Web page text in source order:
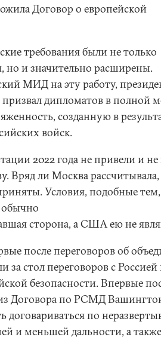
Договор о европейской
требования были не только
но и значительно расширены.
МИД на эту работу,
дипломатов в полной
созданную в
войск.
2022 года не привели и
Вряд ли Москва рассчитывала,
Условия, подобные
обычно
сторона, а США ею не
после переговоров об
стол переговоров с Россией
безопасности. Впервые
Договора по РСМД
договариваться по
и меньшей дальности, а